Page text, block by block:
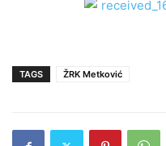
TAGS ŽRK Metković